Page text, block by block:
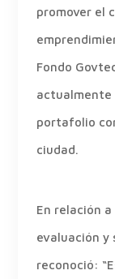
promover el
Fondo
actualmente
portafolio
ciudad.
En relación
evaluación y
reconoció: